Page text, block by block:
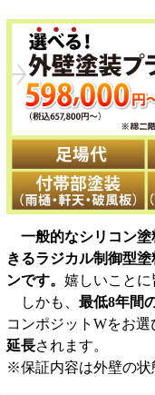
一般的なシリコン
きるラジカル制御型
ンです。 嬉しいことに
しかも、 最低8年間
コンポジットWをお
延長されます。
※保証内容は外壁の状